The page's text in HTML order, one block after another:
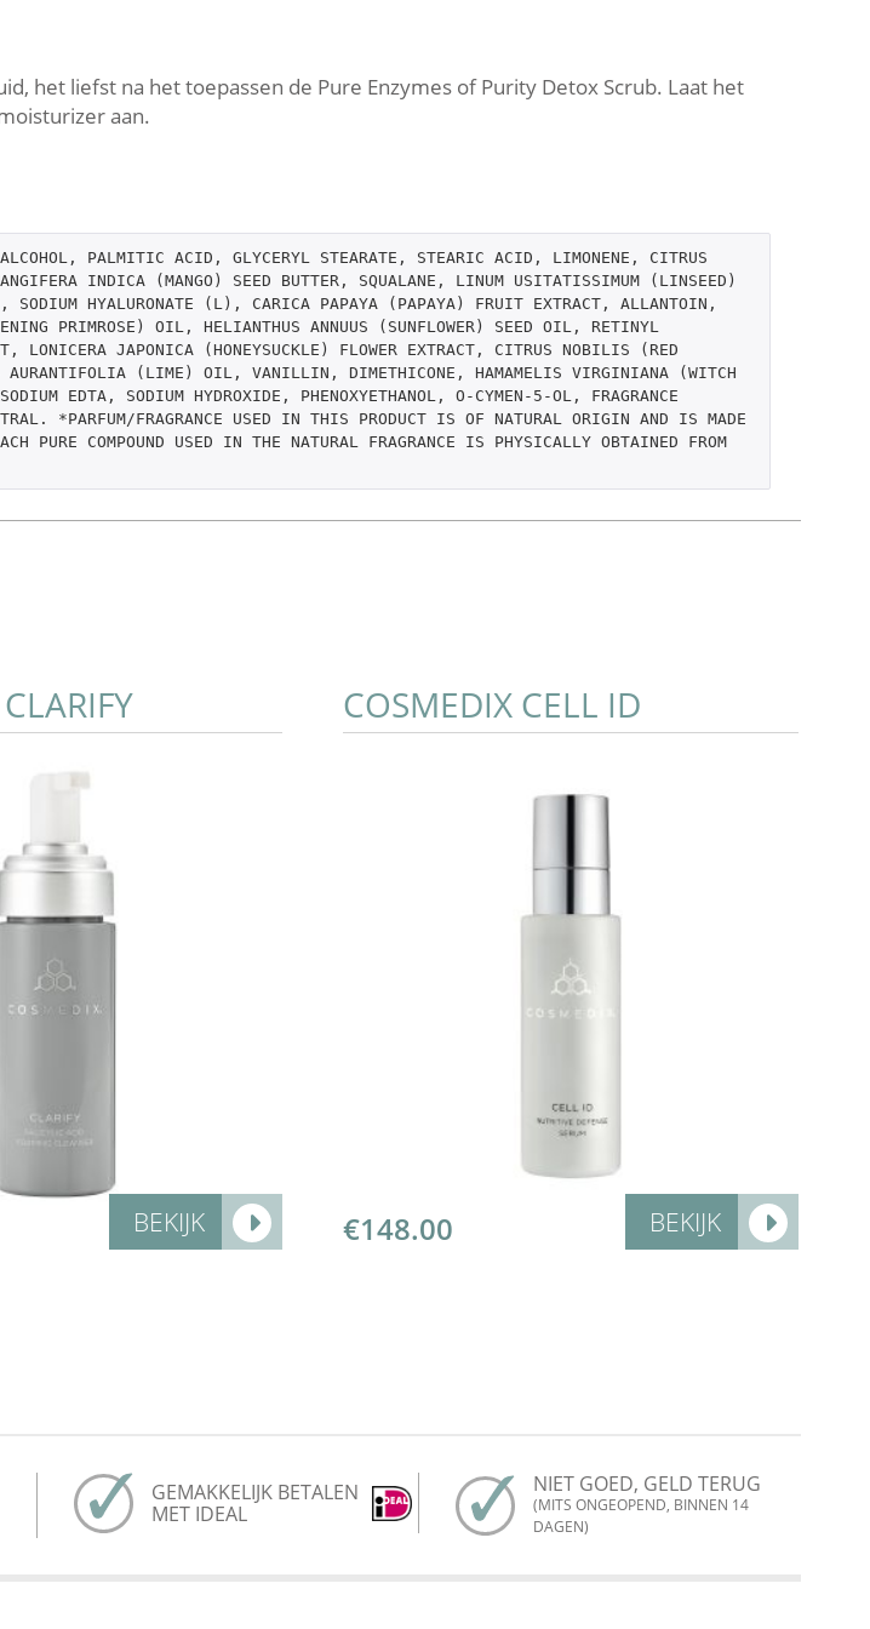
het liefst na het toepassen de Pure Enzymes of Purity Detox Scrub. Laat het
aan.
PALMITIC ACID, GLYCERYL STEARATE, STEARIC ACID, LIMONENE, CITRUS
INDICA (MANGO) SEED BUTTER, SQUALANE, LINUM USITATISSIMUM (LINSEED)
HYALURONATE (L), CARICA PAPAYA (PAPAYA) FRUIT EXTRACT, ALLANTOIN,
PRIMROSE) OIL, HELIANTHUS ANNUUS (SUNFLOWER) SEED OIL, RETINYL
LONICERA JAPONICA (HONEYSUCKLE) FLOWER EXTRACT, CITRUS NOBILIS (RED
(LIME) OIL, VANILLIN, DIMETHICONE, HAMAMELIS VIRGINIANA (WITCH
EDTA, SODIUM HYDROXIDE, PHENOXYETHANOL, O-CYMEN-5-OL, FRAGRANCE
*PARFUM/FRAGRANCE USED IN THIS PRODUCT IS OF NATURAL ORIGIN AND IS MADE
PURE COMPOUND USED IN THE NATURAL FRAGRANCE IS PHYSICALLY OBTAINED FROM
BEKIJK
COSMEDIX CELL ID
€148.00 BEKIJK
GEMAKKELIJK BETALEN
MET IDEAL
NIET GOED, GELD TERUG
(MITS ONGEOPEND, BINNEN 14
DAGEN)